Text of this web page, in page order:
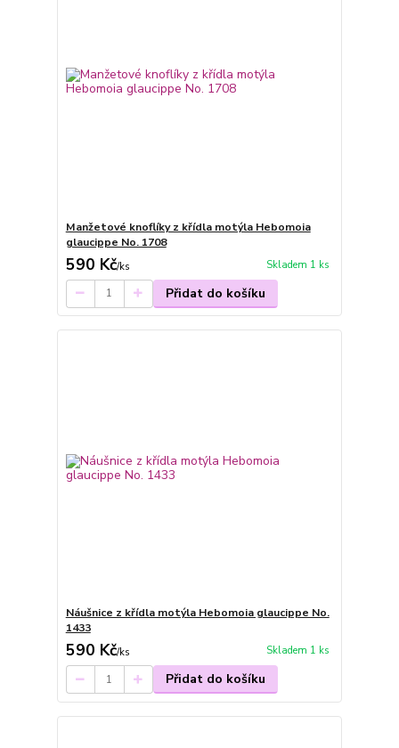
Manžetové knoflíky z křídla motýla Hebomoia
glaucippe No. 1708
590 Kč/ks Skladem 1 ks
Přidat do košíku
Náušnice z křídla motýla Hebomoia glaucippe No.
1433
590 Kč/ks Skladem 1 ks
Přidat do košíku